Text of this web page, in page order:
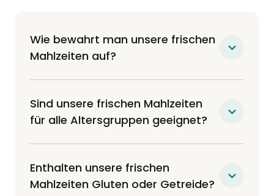
Wie bewahrt man unsere frischen
Mahlzeiten auf?
können entweder 7 Tage im Kühlschrank
oder bis zu 6 Monate im Gefrierschrank
Sind unsere frischen Mahlzeiten
für alle Altersgruppen geeignet?
balanced, was bedeutet, dass ein
Erwachsener, ein Kätzchen und eine ältere
Enthalten unsere frischen
Mahlzeiten Gluten oder Getreide?